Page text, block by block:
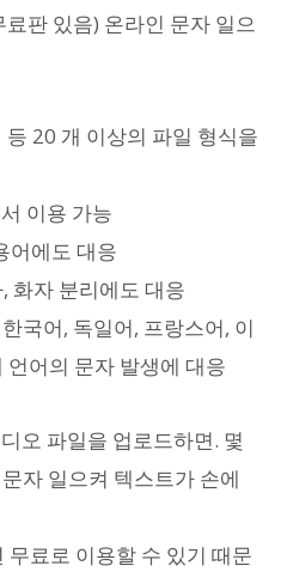
판 있음) 온라인 문자 일으
등 20 개 이상의 파일 형식을
이용 가능
어에도 대응
화자 분리에도 대응
국어, 독일어, 프랑스어, 이
어의 문자 발생에 대응
오 파일을 업로드하면. 몇
자 일으켜 텍스트가 손에
료로 이용할 수 있기 때문